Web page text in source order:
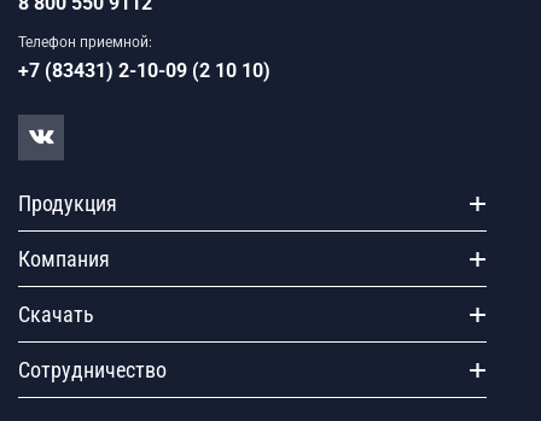
Телефон приемной:
+7 (83431) 2-10-09 (2 10 10)
Продукция
Компания
Скачать
Сотрудничество